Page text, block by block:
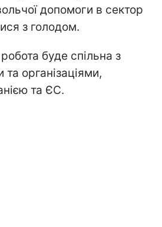
допомоги в сектор
з голодом.
буде спільна з
організаціями,
та ЄС.